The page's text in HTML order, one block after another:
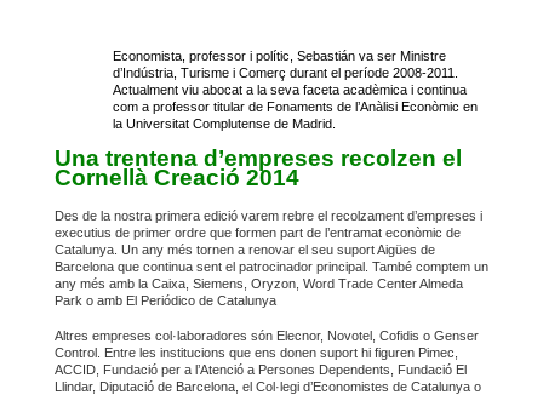
Economista, professor i polític, Sebastián va ser Ministre
d’Indústria, Turisme i Comerç durant el període 2008-2011.
Actualment viu abocat a la seva faceta acadèmica i continua
com a professor titular de Fonaments de l’Anàlisi Econòmic en
la Universitat Complutense de Madrid.
Una trentena d’empreses recolzen el
Cornellà Creació 2014
Des de la nostra primera edició varem rebre el recolzament d’empreses i
executius de primer ordre que formen part de l’entramat econòmic de
Catalunya. Un any més tornen a renovar el seu suport Aigües de
Barcelona que continua sent el patrocinador principal. També comptem un
any més amb la Caixa, Siemens, Oryzon, Word Trade Center Almeda
Park o amb El Periódico de Catalunya
Altres empreses col·laboradores són Elecnor, Novotel, Cofidis o Genser
Control. Entre les institucions que ens donen suport hi figuren Pimec,
ACCID, Fundació per a l’Atenció a Persones Dependents, Fundació El
Llindar, Diputació de Barcelona, el Col·legi d’Economistes de Catalunya o